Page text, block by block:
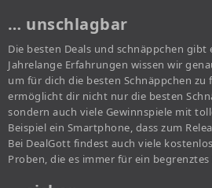
… unschlagbar
Die besten Deals und schnäppchen gibt
Jahrelange Erfahrungen wissen wir
um für dich die besten Schnäppchen zu
ermöglicht dir nicht nur die besten
sondern auch viele Gewinnspiele mit
Beispiel ein Smartphone, dass zum
Bei DealGott findest auch viele
Proben, die es immer für ein